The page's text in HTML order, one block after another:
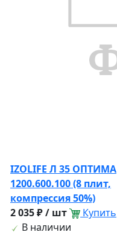
IZOLIFE Л 35 ОПТИМА
1200.600.100 (8 плит,
компрессия 50%)
2 035 ₽ / шт
Купить
В наличии